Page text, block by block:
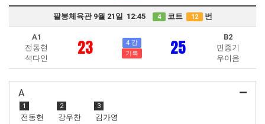
팔봉체육관 9월 21일 12:45 4 코트 12 번
A1
전동현
석다인
23
4 강
기록
25
B2
민종기
우이음
A
1
전동현
2
강우찬
3
김가영